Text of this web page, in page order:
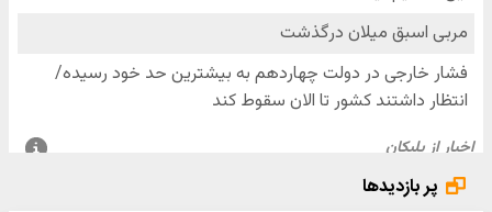
پر بازدیدها